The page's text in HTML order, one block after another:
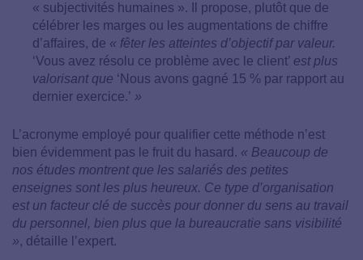
« subjectivités humaines ». Il propose, plutôt que de
célébrer les marges ou les augmentations de chiffre
d’affaires, de « fêter les atteintes d’objectif par valeur.
‘Vous avez résolu ce problème avec le client’ est plus
valorisant que ‘Nous avons gagné 15 % par rapport au
dernier exercice.’ »
L’acronyme employé pour qualifier cette méthode n’est
bien évidemment pas le fruit du hasard. « Beaucoup de
nos études montrent que les salariés des petites
enseignes sont les plus heureux. Ce type d’organisation
est un facteur clé de succès pour donner du sens au travail
du personnel, bien plus que la bureaucratie sans visibilité
», détaille l’expert.